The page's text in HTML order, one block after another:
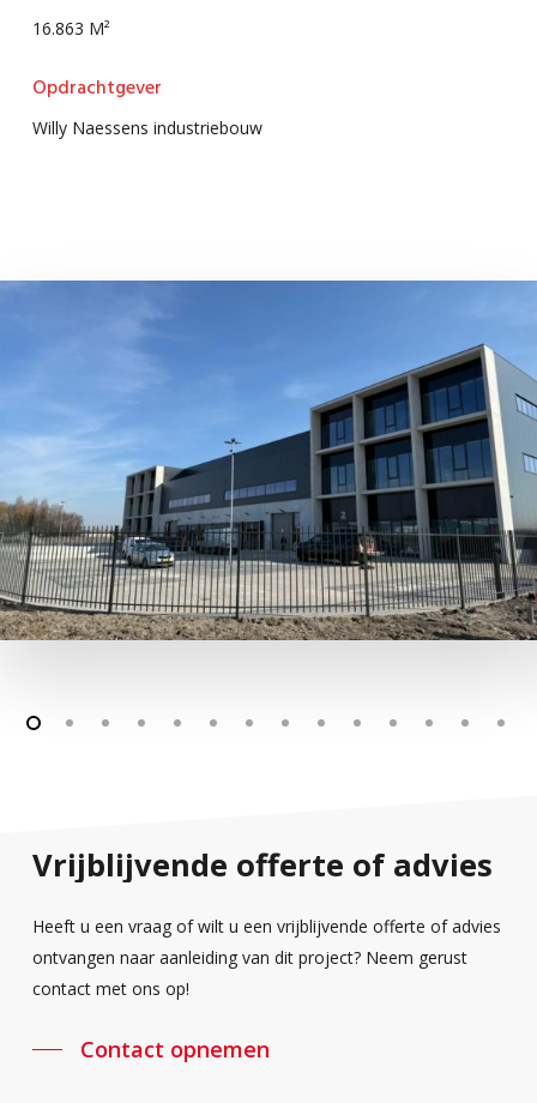
16.863 M²
Opdrachtgever
Willy Naessens industriebouw
Vrijblijvende offerte of advies
Heeft u een vraag of wilt u een vrijblijvende offerte of advies
ontvangen naar aanleiding van dit project? Neem gerust
contact met ons op!
Contact opnemen